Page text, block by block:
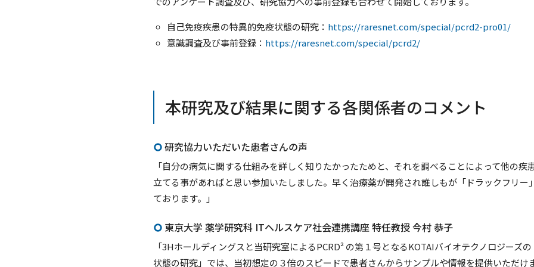
自己免疫疾患の特異的免疫状態の研究： https://raresnet.com/special/pcrd2-pro01/
意識調査及び事前登録： https://raresnet.com/special/pcrd2/
本研究及び結果に関する各関係者のコメント
研究協力いただいた患者さんの声
「自分の病気に関する仕組みを詳しく知りたかったためと、それを調べることによって他の疾
立てる事があればと思い参加いたしました。早く治療薬が開発され誰しもが「ドラックフリー
ております。」
東京大学 薬学研究科 ITヘルスケア社会連携講座 特任教授 今村 恭子
「3Hホールディングスと当研究室によるPCRD² の第１号となるKOTAIバイオテクノロジーズ
状態の研究」では、当初想定の３倍のスピードで患者さんからサンプルや情報を提供いただけ